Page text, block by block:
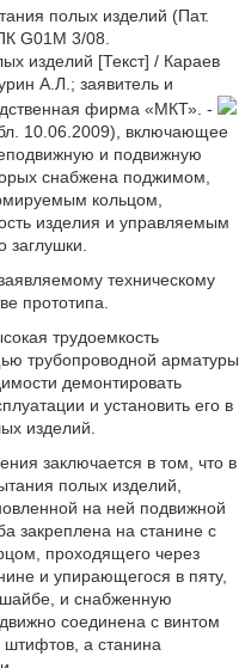
полых изделий (Пат.
G01M 3/08.
изделий [Текст] / Караев
А.Л.; заявитель и
фирма «МКТ». -
10.06.2009), включающее
и подвижную
снабжена поджимом,
кольцом,
изделия и управляемым
техническому
прототипа.
трудоемкость
трубопроводной арматуры
демонтировать
и установить его в
изделий.
заключается в том, что в
полых изделий,
на ней подвижной
закреплена на станине с
проходящего через
и упирающегося в пяту,
и снабженную
соединена с винтом
а станина